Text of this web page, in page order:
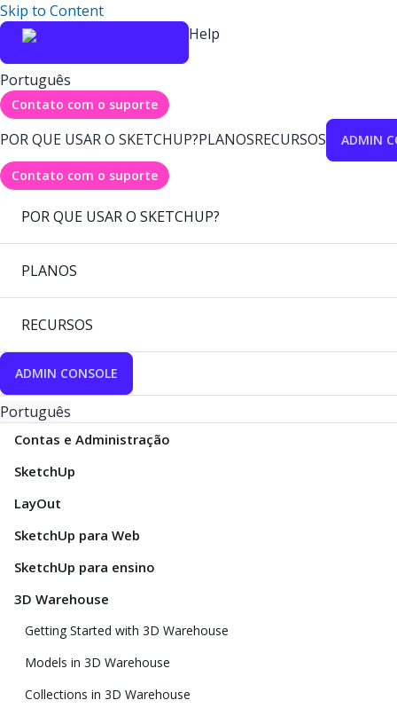
Skip to Content
Help
Português
Contato com o suporte
POR QUE USAR O SKETCHUP?PLANOSRECURSOS ADMIN
Contato com o suporte
POR QUE USAR O SKETCHUP?
PLANOS
RECURSOS
ADMIN CONSOLE
Português
Contas e Administração
SketchUp
LayOut
SketchUp para Web
SketchUp para ensino
3D Warehouse
Getting Started with 3D Warehouse
Models in 3D Warehouse
Collections in 3D Warehouse